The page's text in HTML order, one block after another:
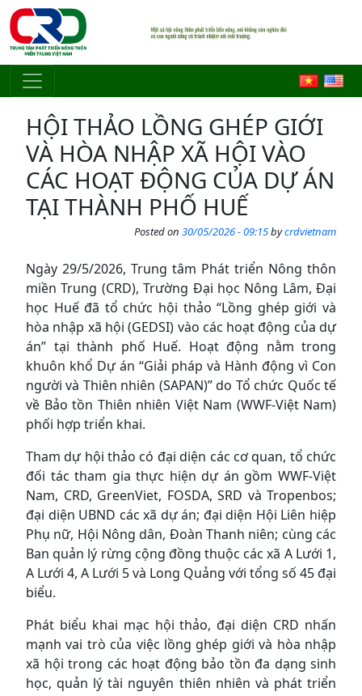
Skip to main content
HỘI THẢO LỒNG GHÉP GIỚI
VÀ HÒA NHẬP XÃ HỘI VÀO
CÁC HOẠT ĐỘNG CỦA DỰ ÁN
TẠI THÀNH PHỐ HUẾ
Posted on 30/05/2026 - 09:15bycrdvietnam
Ngày 29/5/2026, Trung tâm Phát triển Nông thôn
miền Trung (CRD), Trường Đại học Nông Lâm, Đại
học Huế đã tổ chức hội thảo “Lồng ghép giới và
hòa nhập xã hội (GEDSI) vào các hoạt động của dự
án” tại thành phố Huế. Hoạt động nằm trong
khuôn khổ Dự án “Giải pháp và Hành động vì Con
người và Thiên nhiên (SAPAN)” do Tổ chức Quốc tế
về Bảo tồn Thiên nhiên Việt Nam (WWF-Việt Nam)
phối hợp triển khai.
Tham dự hội thảo có đại diện các cơ quan, tổ chức
đối tác tham gia thực hiện dự án gồm WWF-Việt
Nam, CRD, GreenViet, FOSDA, SRD và Tropenbos;
đại diện UBND các xã dự án; đại diện Hội Liên hiệp
Phụ nữ, Hội Nông dân, Đoàn Thanh niên; cùng các
Ban quản lý rừng cộng đồng thuộc các xã A Lưới 1,
A Lưới 4, A Lưới 5 và Long Quảng với tổng số 45 đại
biểu.
Phát biểu khai mạc hội thảo, đại diện CRD nhấn
mạnh vai trò của việc lồng ghép giới và hòa nhập
xã hội trong các hoạt động bảo tồn đa dạng sinh
học, quản lý tài nguyên thiên nhiên và phát triển